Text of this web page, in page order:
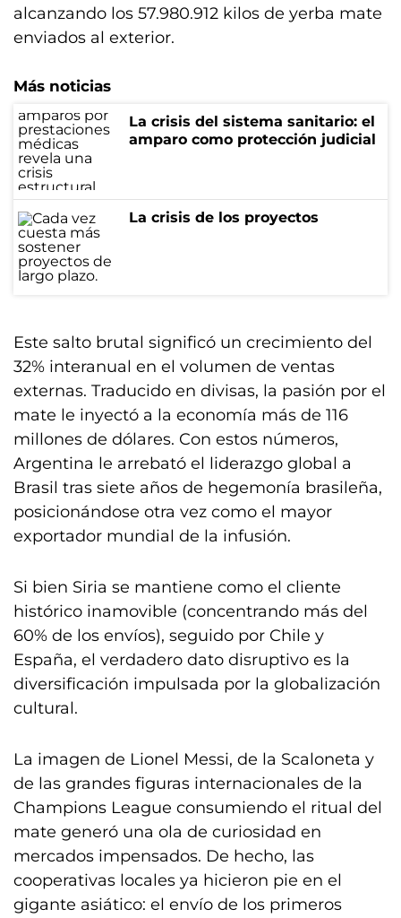
alcanzando los 57.980.912 kilos de yerba mate
enviados al exterior.
Más noticias
La crisis del sistema sanitario: el
amparo como protección judicial
La crisis de los proyectos
Este salto brutal significó un crecimiento del
32% interanual en el volumen de ventas
externas. Traducido en divisas, la pasión por el
mate le inyectó a la economía más de 116
millones de dólares. Con estos números,
Argentina le arrebató el liderazgo global a
Brasil tras siete años de hegemonía brasileña,
posicionándose otra vez como el mayor
exportador mundial de la infusión.
Si bien Siria se mantiene como el cliente
histórico inamovible (concentrando más del
60% de los envíos), seguido por Chile y
España, el verdadero dato disruptivo es la
diversificación impulsada por la globalización
cultural.
La imagen de Lionel Messi, de la Scaloneta y
de las grandes figuras internacionales de la
Champions League consumiendo el ritual del
mate generó una ola de curiosidad en
mercados impensados. De hecho, las
cooperativas locales ya hicieron pie en el
gigante asiático: el envío de los primeros